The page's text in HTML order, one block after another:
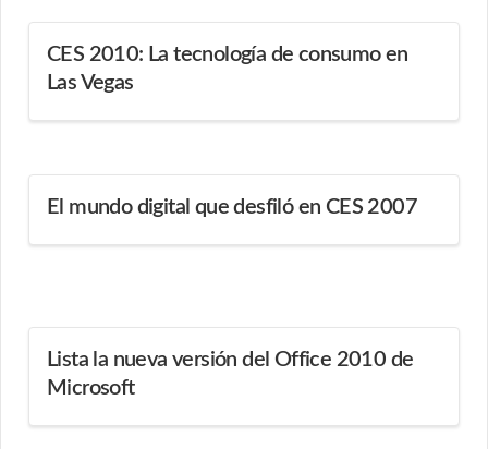
CES 2010: La tecnología de consumo en
Las Vegas
El mundo digital que desfiló en CES 2007
Lista la nueva versión del Office 2010 de
Microsoft